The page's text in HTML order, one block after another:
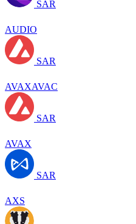
SAR
AUDIO
SAR
AVAXAVAC
SAR
AVAX
SAR
AXS